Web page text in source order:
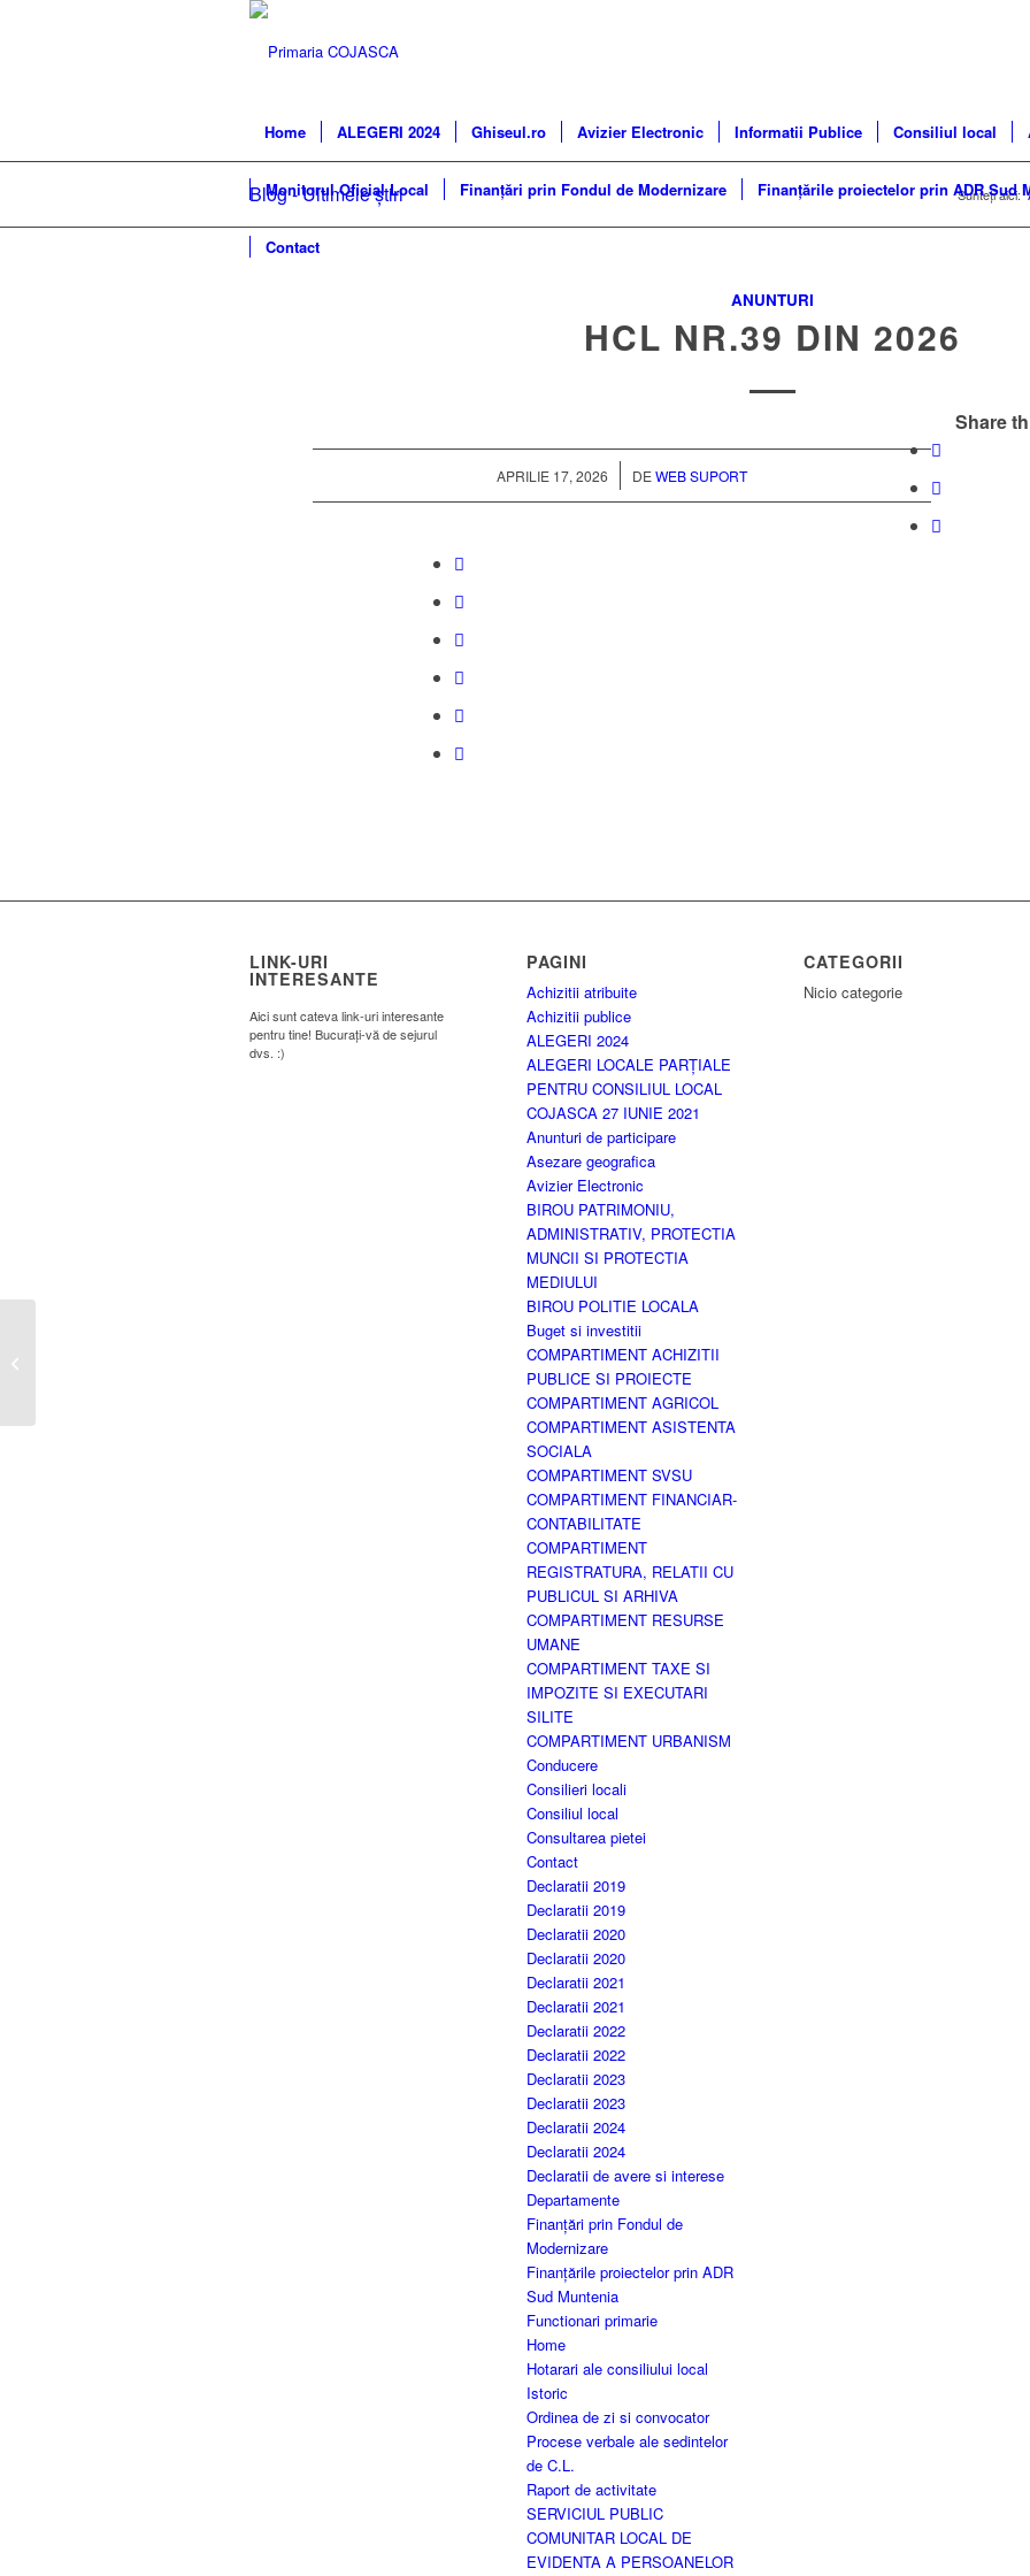
Home ALEGERI 2024 Ghiseul.ro Avizier Electronic Informatii Publice Consiliul local
Monitorul Oficial Local Finanțări prin Fondul de Modernizare Finanțările proiectelor prin ADR Sud
Contact
Blog - Ultimele știri Sunteți aici:
ANUNTURI
HCL NR.39 DIN 2026
APRILIE 17, 2026
/ DEWEB SUPORT
Share
LINK-URI
INTERESANTE
Aici sunt cateva link-uri interesante
pentru tine! Bucurați-vă de sejurul
dvs. :)
PAGINI
Achizitii atribuite
Achizitii publice
ALEGERI 2024
ALEGERI LOCALE PARȚIALE
PENTRU CONSILIUL LOCAL
COJASCA 27 IUNIE 2021
Anunturi de participare
Asezare geografica
Avizier Electronic
BIROU PATRIMONIU,
ADMINISTRATIV, PROTECTIA
MUNCII SI PROTECTIA
MEDIULUI
BIROU POLITIE LOCALA
Buget si investitii
COMPARTIMENT ACHIZITII
PUBLICE SI PROIECTE
COMPARTIMENT AGRICOL
COMPARTIMENT ASISTENTA
SOCIALA
COMPARTIMENT SVSU
COMPARTIMENT FINANCIAR-
CONTABILITATE
COMPARTIMENT
REGISTRATURA, RELATII CU
PUBLICUL SI ARHIVA
COMPARTIMENT RESURSE
UMANE
COMPARTIMENT TAXE SI
IMPOZITE SI EXECUTARI
SILITE
COMPARTIMENT URBANISM
Conducere
Consilieri locali
Consiliul local
Consultarea pietei
Contact
Declaratii 2019
Declaratii 2019
Declaratii 2020
Declaratii 2020
Declaratii 2021
Declaratii 2021
Declaratii 2022
Declaratii 2022
Declaratii 2023
Declaratii 2023
Declaratii 2024
Declaratii 2024
Declaratii de avere si interese
Departamente
Finanțări prin Fondul de
Modernizare
Finanțările proiectelor prin ADR
Sud Muntenia
Functionari primarie
Home
Hotarari ale consiliului local
Istoric
Ordinea de zi si convocator
Procese verbale ale sedintelor
de C.L.
Raport de activitate
SERVICIUL PUBLIC
COMUNITAR LOCAL DE
EVIDENTA A PERSOANELOR
CATEGORII
Nicio categorie